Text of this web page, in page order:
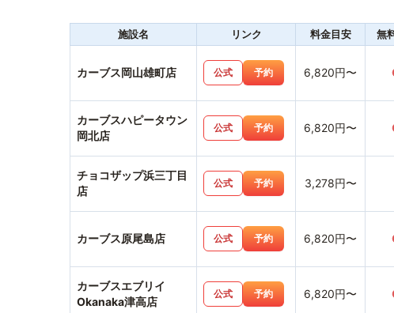
施設名 リンク 料金目安 無
カーブス岡山雄町店 公式 予約 6,820円〜
カーブスハピータウン
岡北店
公式 予約 6,820円〜
チョコザップ浜三丁目
店
公式 予約 3,278円〜
カーブス原尾島店 公式 予約 6,820円〜
カーブスエブリイ
Okanaka津高店
公式 予約 6,820円〜